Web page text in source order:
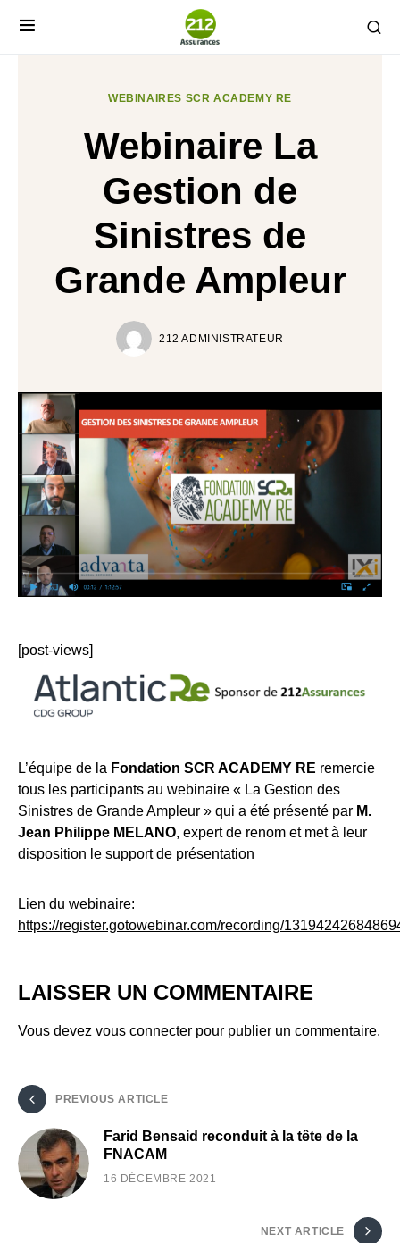
WEBINAIRES SCR ACADEMY RE
Webinaire La
Gestion de
Sinistres de
Grande Ampleur
212 ADMINISTRATEUR
[post-views]
L’équipe de la Fondation SCR ACADEMY RE remercie
tous les participants au webinaire « La Gestion des
Sinistres de Grande Ampleur » qui a été présenté par M.
Jean Philippe MELANO, expert de renom et met à leur
disposition le support de présentation
Lien du webinaire:
https://register.gotowebinar.com/recording/
LAISSER UN COMMENTAIRE
Vous devez vous connecter pour publier un commentaire.
PREVIOUS ARTICLE
Farid Bensaid reconduit à la tête de la
FNACAM
16 DÉCEMBRE 2021
NEXT ARTICLE